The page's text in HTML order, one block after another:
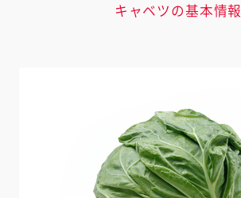
キャベツの基本情報